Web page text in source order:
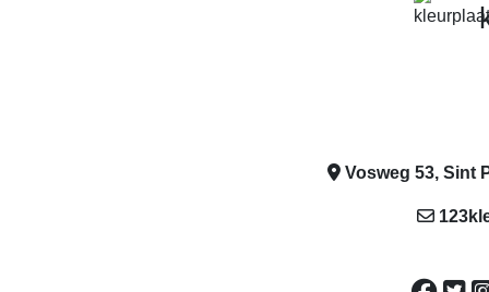
Vosweg 53, Sint